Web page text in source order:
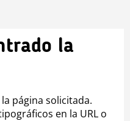
la
página solicitada.
en la URL o